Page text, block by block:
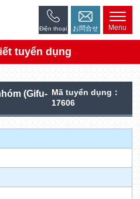
Điện thoại お問合せ Menu
tuyển dụng
(Gifu- Mã tuyển dụng：
17606